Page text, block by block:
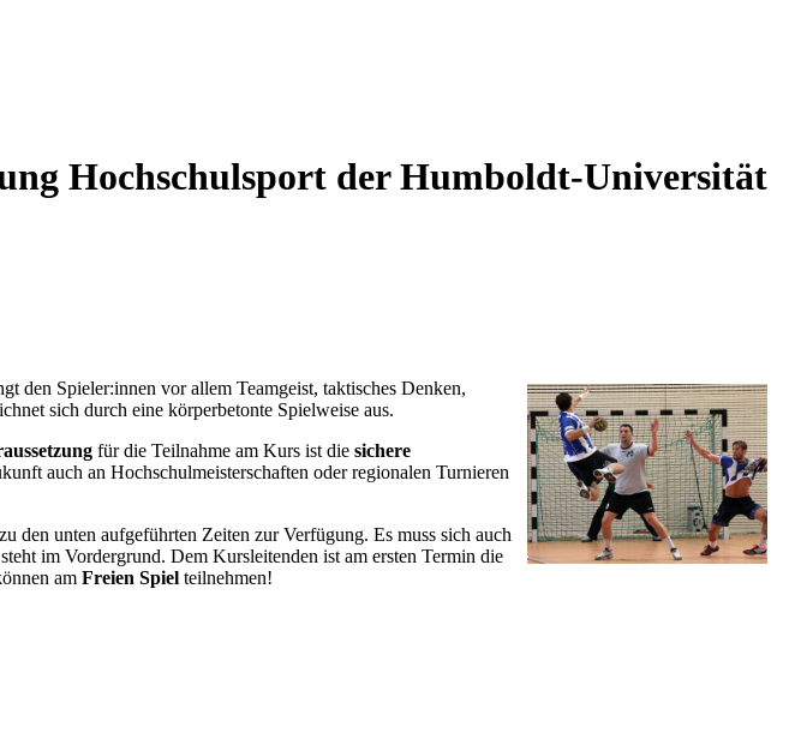
Hochschulsport der Humboldt-Universität
den Spieler:innen vor allem Teamgeist, taktisches Denken,
sich durch eine körperbetonte Spielweise aus.
für die Teilnahme am Kurs ist die sichere
auch an Hochschulmeisterschaften oder regionalen Turnieren
den unten aufgeführten Zeiten zur Verfügung. Es muss sich auch
im Vordergrund. Dem Kursleitenden ist am ersten Termin die
am Freien Spiel teilnehmen!